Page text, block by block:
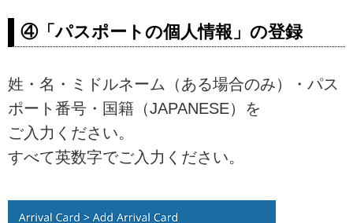
④「パスポートの個人情報」の登録
姓・名・ミドルネーム（ある場合のみ）・パス
ポート番号・国籍（JAPANESE）を
ご入力ください。
すべて英数字でご入力ください。